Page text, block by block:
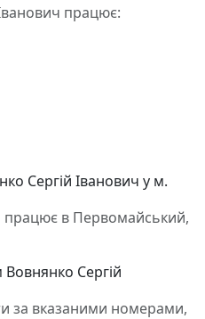
працює:
Сергій Іванович у м.
працює в Первомайський,
Вовнянко Сергій
за вказаними номерами,